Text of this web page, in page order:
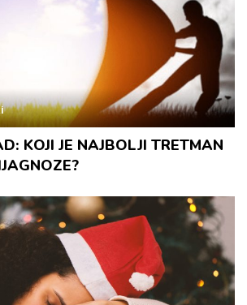
KOJI JE NAJBOLJI TRETMAN